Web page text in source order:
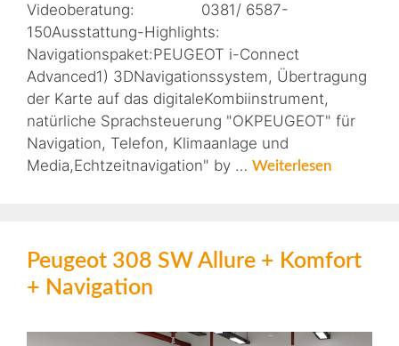
Videoberatung: 0381/ 6587-
150Ausstattung-Highlights:
Navigationspaket:PEUGEOT i-Connect
Advanced1) 3DNavigationssystem, Übertragung
der Karte auf das digitaleKombiinstrument,
natürliche Sprachsteuerung "OKPEUGEOT" für
Navigation, Telefon, Klimaanlage und
Media,Echtzeitnavigation" by … Weiterlesen
Peugeot 308 SW Allure + Komfort
+ Navigation